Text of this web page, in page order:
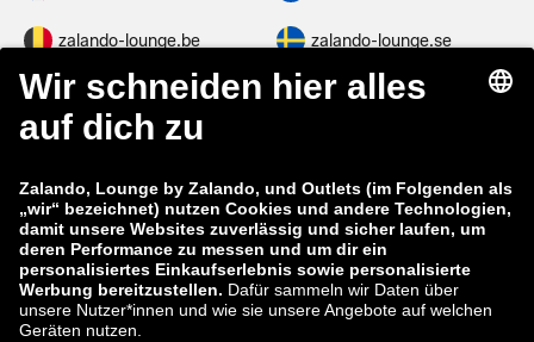
zalando-lounge.be zalando-lounge.se
zalando-lounge.fi zalando-lounge.dk
zalando-lounge.co.uk
zalando-prive.es zalando-lounge.cz
zalando-lounge.lt zalando-lounge.sk
zalando-lounge.ro zalando-lounge.hr